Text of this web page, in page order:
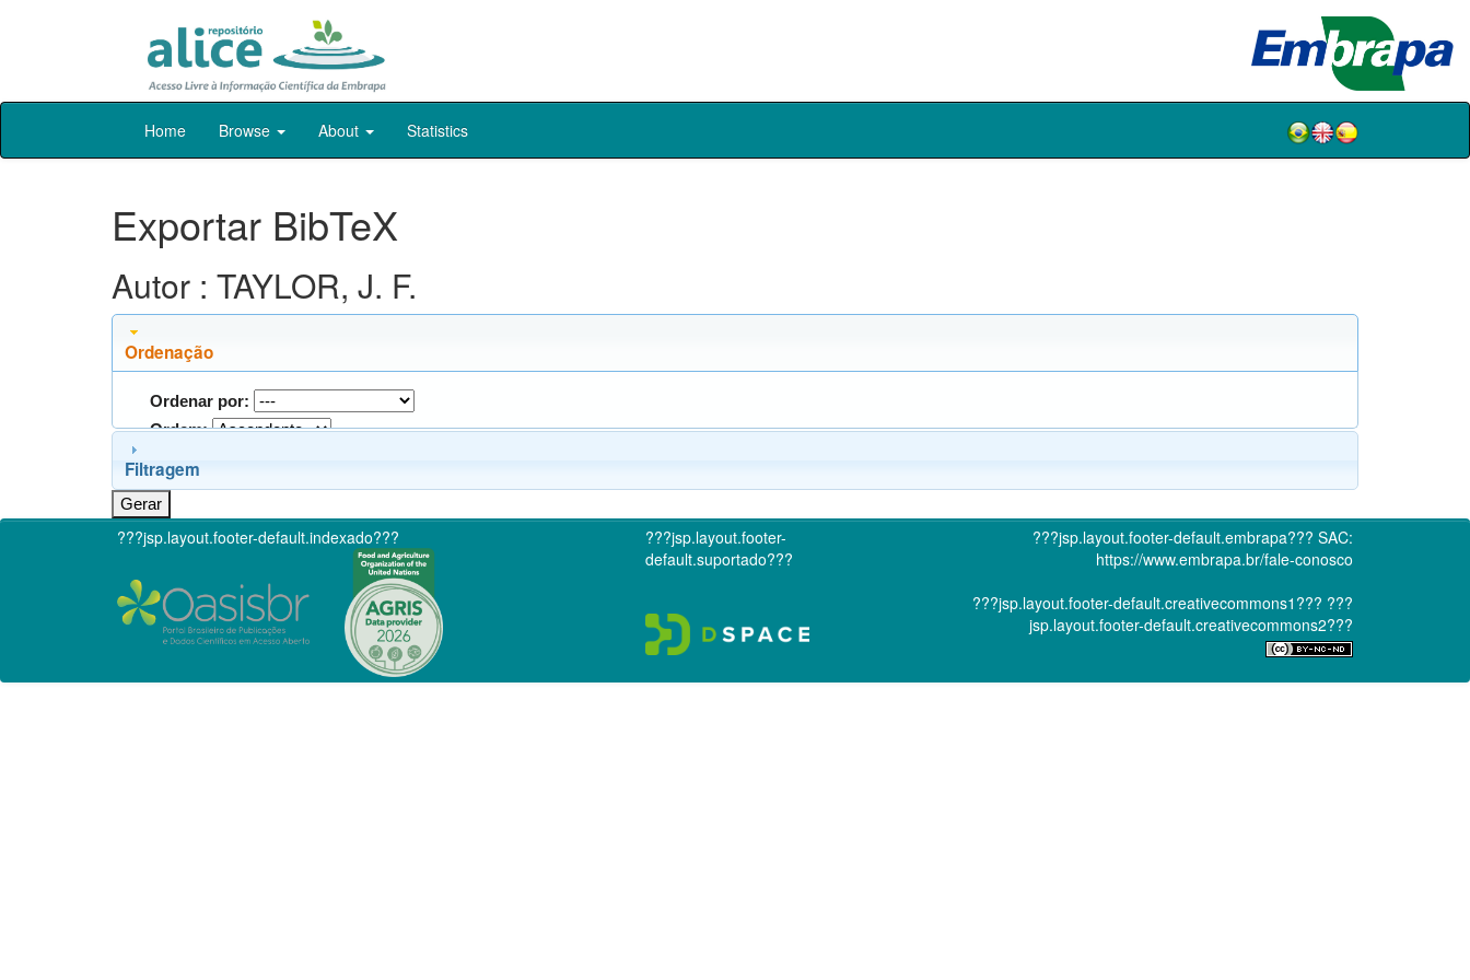
Skip
Home Browse About Statistics
Exportar BibTeX
Autor : TAYLOR, J. F.
Ordenação
Ordenar por:
Ordem:
Filtragem
???jsp.layout.footer-default.indexado???
???jsp.layout.footer-
default.suportado???
???jsp.layout.footer-default.embrapa??? SAC:
https://www.embrapa.br/fale-conosco
???jsp.layout.footer-default.creativecommons1??? ???
jsp.layout.footer-default.creativecommons2???